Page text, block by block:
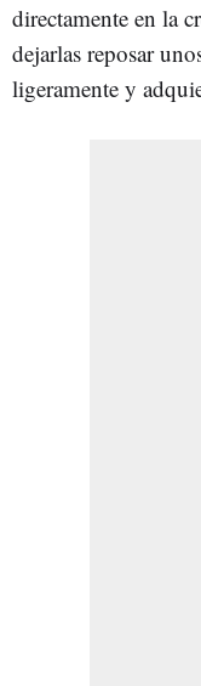
directamente en la
dejarlas reposar
ligeramente y